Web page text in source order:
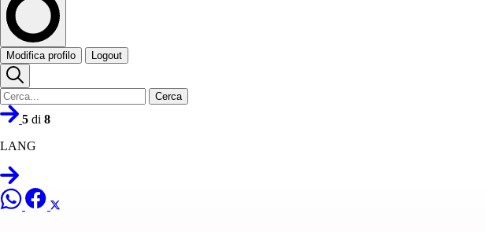
Modifica profilo Logout
Cerca
5 di 8
LANG